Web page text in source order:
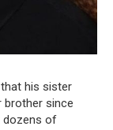
his sister
brother since
dozens of